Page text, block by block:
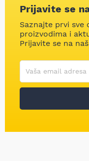
Prijavite se
Saznajte prvi sve
proizvodima i
Prijavite se na
Korisničko ime
Vaša email adresa